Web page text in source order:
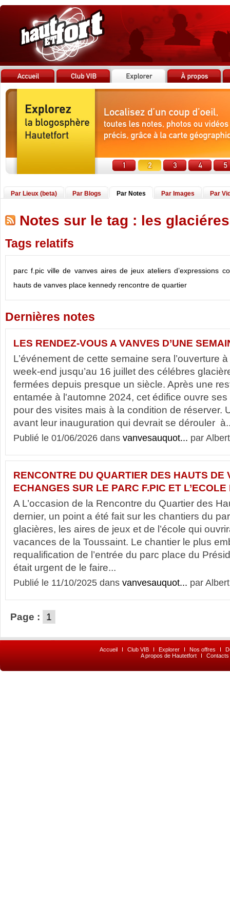
Par Lieux (beta) Par Blogs Par Notes Par Images Par
Notes sur le tag : les glaciéres
Tags relatifs
parc f.pic ville de vanves aires de jeux ateliers d’expressions
hauts de vanves place kennedy rencontre de quartier
Dernières notes
LES RENDEZ-VOUS A VANVES D’UNE
L’événement de cette semaine sera l’ouverture
week-end jusqu’au 16 juillet des célébres
fermées depuis presque un siècle. Après une
entamée à l'automne 2024, cet édifice ouvre
pour des visites mais à la condition de réserver.
avant leur inauguration qui devrait se dérouler
Publié le 01/06/2026 dans vanvesauquot... par
RENCONTRE DU QUARTIER DES HAUTS DE
ECHANGES SUR LE PARC F.PIC ET L’ECOLE
A L’occasion de la Rencontre du Quartier des
dernier, un point a été fait sur les chantiers du
glacières, les aires de jeux et de l’école qui
vacances de la Toussaint. Le chantier le plus
requalification de l’entrée du parc place du
était urgent de le faire...
Publié le 11/10/2025 dans vanvesauquot... par
Page : 1
Accueil I Club VIB I Explorer I Nos offres I
A propos de Hautetfort
I Contacts